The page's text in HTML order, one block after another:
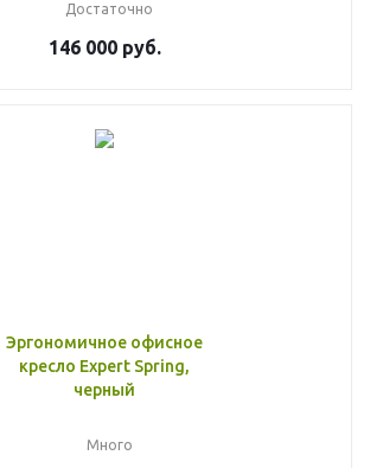
Достаточно
146 000 руб.
Эргономичное офисное
кресло Expert Spring,
черный
Много